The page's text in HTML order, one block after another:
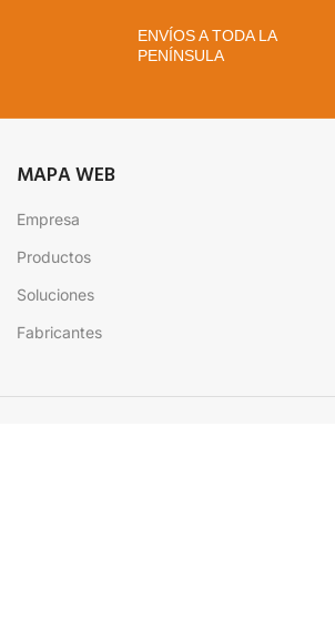
ENVÍOS A TODA LA
PENÍNSULA
MAPA WEB
Empresa
Productos
Soluciones
Fabricantes